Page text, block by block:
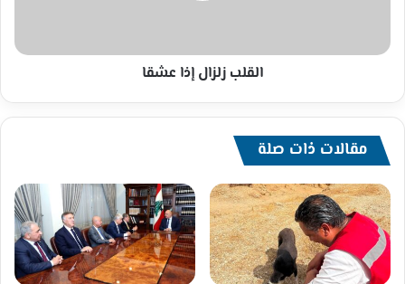
القلب زلزال إذا عشقا
مقالات ذات صلة